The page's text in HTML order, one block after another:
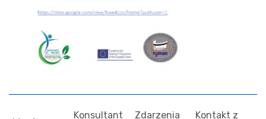
Konsultant Zdarzenia Kontakt z